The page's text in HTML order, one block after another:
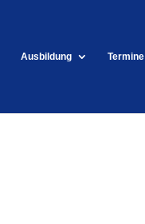
Ausbildung Termine